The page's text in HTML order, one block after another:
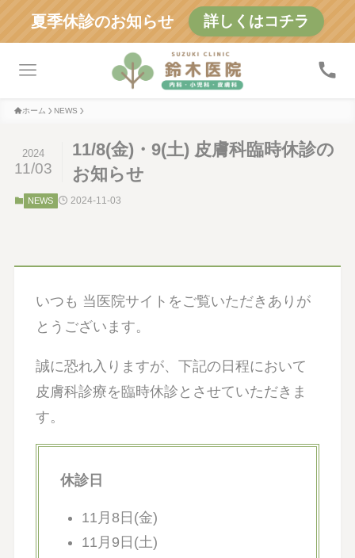
夏季休診のお知らせ 詳しくはコチラ
ホーム NEWS
11/8(金)・9(土) 皮膚科臨時休診の
お知らせ
2024
11/03
NEWS 2024-11-03
いつも 当医院サイトをご覧いただきありが
とうございます。
誠に恐れ入りますが、下記の日程において
皮膚科診療を臨時休診とさせていただきま
す。
休診日
11月8日(金)
11月9日(土)